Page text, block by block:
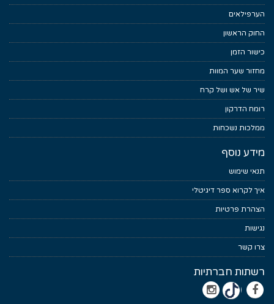
הערפילאים
החוק הראשון
כישור הזמן
מחזור שער המוות
שיר של אש ושל קרח
רומח הדרקון
ממלכות נשכחות
מידע נוסף
תנאי שימוש
איך לקרוא ספר דיגיטלי
הצהרת פרטיות
נגישות
צרו קשר
רשתות חברתיות